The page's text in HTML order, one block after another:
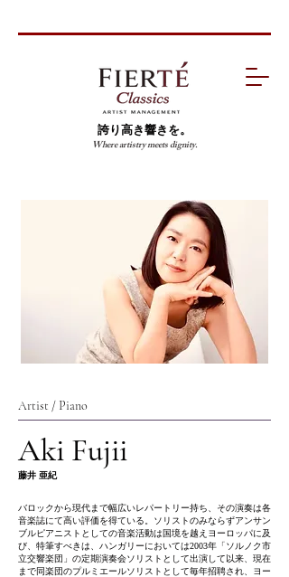
誇り高き響きを。
Where artistry meets dignity.
Artist / Piano
Aki Fujii
藤井 亜紀
バロックから現代まで幅広いレパートリー持ち、その演奏は各
音楽誌にて高い評価を得ている。ソリストのみならずアンサン
ブルピアニストとしての音楽活動は国境を越えヨーロッパに及
び、特筆すべきは、ハンガリーにおいては2003年「ソルノク市
立交響楽団」の定期演奏会ソリストとして出演して以来、現在
まで同楽団のプルミエールソリストとして毎年招聘され、ヨー